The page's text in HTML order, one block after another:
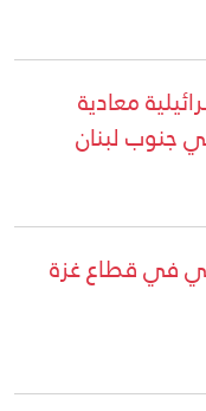
معادية
جنوب لبنان
في قطاع غزة